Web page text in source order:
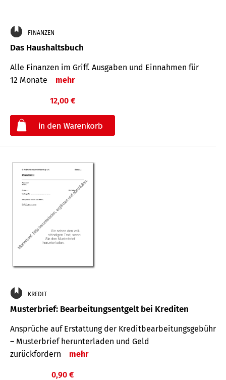
FINANZEN
Das Haushaltsbuch
Alle Finanzen im Griff. Aus­gaben und Ein­nahmen für
12 Monate
mehr
12,00 €
KREDIT
Musterbrief: Bearbeitungsentgelt bei Krediten
Ansprüche auf Erstattung der Kreditbearbeitungsgebühr
– Musterbrief herunterladen und Geld
zurückfordern
mehr
0,90 €